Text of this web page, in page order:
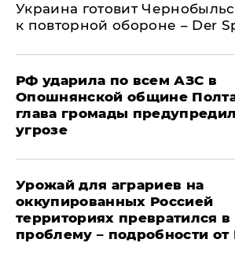
Украина готовит
к повторной обороне – Der
РФ ударила по всем АЗС в
Опошнянской общине
глава громады
угрозе
Урожай для аграриев на
оккупированных Россией
территориях превратился в
проблему – подробности